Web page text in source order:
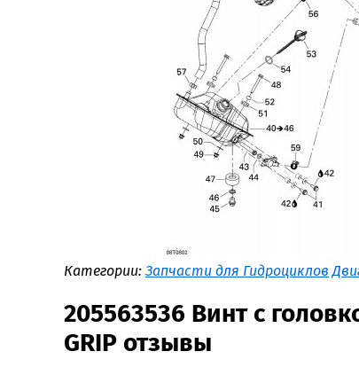
Категории: Запчасти для Гидроциклов
205563536 Винт с
GRIP отзывы